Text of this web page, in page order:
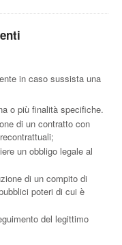
in caso sussista una
o più finalità specifiche.
di un contratto con
un obbligo legale al
di un compito di
poteri di cui è
del legittimo